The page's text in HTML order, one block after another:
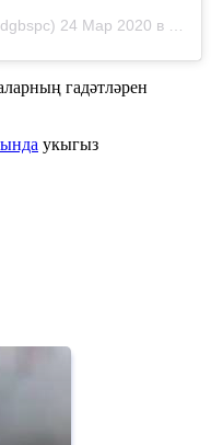
24 Мар 2020 в 3:21 PDT
гадәтләрен
укыгыз